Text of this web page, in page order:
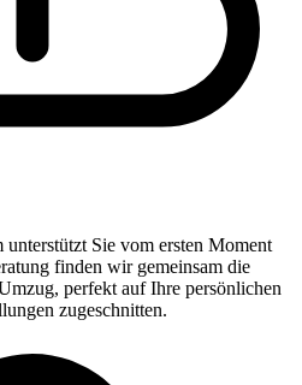
unterstützt Sie vom ersten Moment
finden wir gemeinsam die
perfekt auf Ihre persönlichen
zugeschnitten.